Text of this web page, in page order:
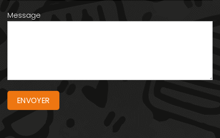
Message